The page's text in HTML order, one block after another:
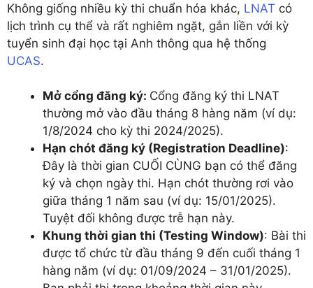
Không giống nhiều kỳ thi chuẩn hóa khác, LNAT có
lịch trình cụ thể và rất nghiêm ngặt, gắn liền với kỳ
tuyển sinh đại học tại Anh thông qua hệ thống
UCAS.
Mở cổng đăng ký: Cổng đăng ký thi LNAT
thường mở vào đầu tháng 8 hàng năm (ví dụ:
1/8/2024 cho kỳ thi 2024/2025).
Hạn chót đăng ký (Registration Deadline):
Đây là thời gian CUỐI CÙNG bạn có thể đăng
ký và chọn ngày thi. Hạn chót thường rơi vào
giữa tháng 1 năm sau (ví dụ: 15/01/2025).
Tuyệt đối không được trễ hạn này.
Khung thời gian thi (Testing Window): Bài thi
được tổ chức từ đầu tháng 9 đến cuối tháng 1
hàng năm (ví dụ: 01/09/2024 – 31/01/2025).